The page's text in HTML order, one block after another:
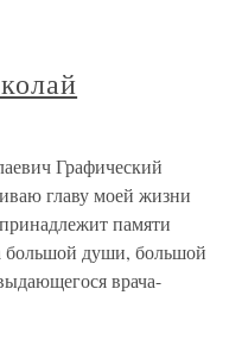
Графический
главу моей жизни
памяти
большой души, большой
врача-